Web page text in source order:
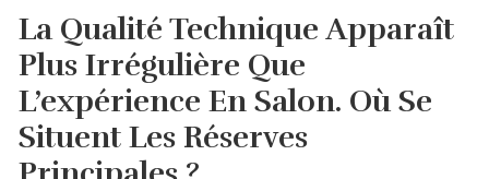
La Qualité Technique Apparaît
Plus Irrégulière Que
L’expérience En Salon. Où Se
Situent Les Réserves